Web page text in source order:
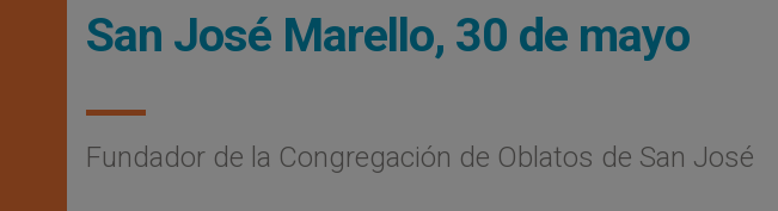
San José Marello, 30 de mayo
Fundador de la Congregación de Oblatos de San José